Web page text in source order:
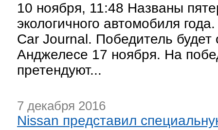
10 ноября, 11:48 Названы
экологичного автомобиля
Car Journal. Победитель
Анджелесе 17 ноября. На
претендуют...
7 декабря 2016
Nissan представил